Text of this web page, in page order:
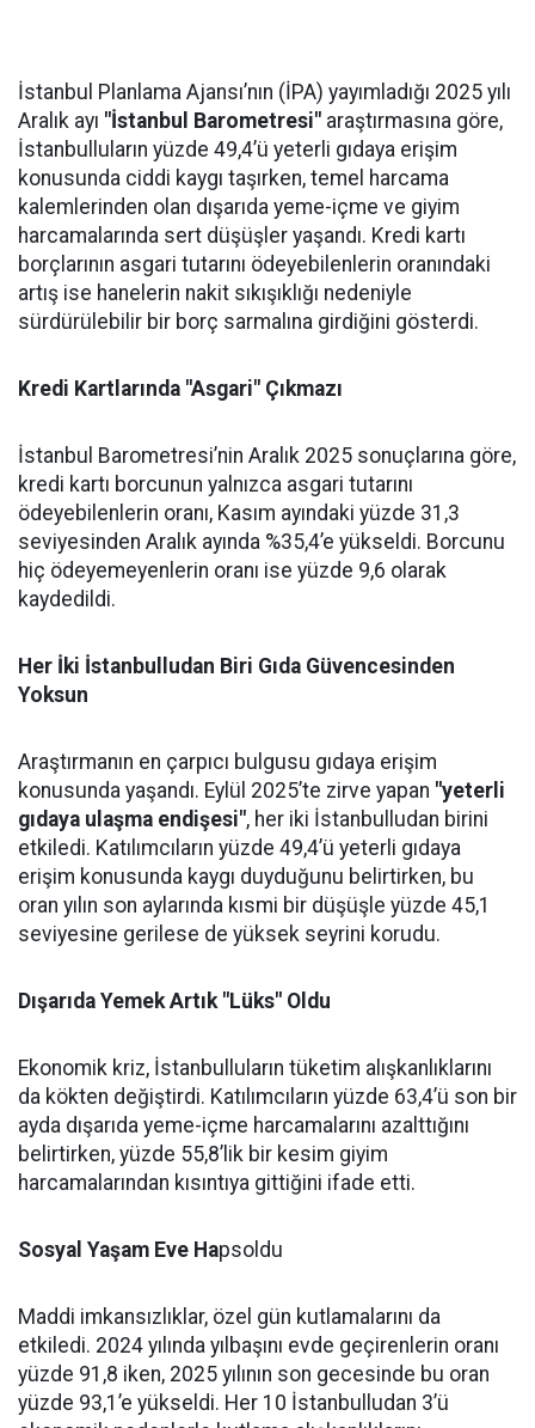
İstanbul Planlama Ajansı’nın (İPA) yayımladığı 2025 yılı
Aralık ayı "İstanbul Barometresi" araştırmasına göre,
İstanbulluların yüzde 49,4’ü yeterli gıdaya erişim
konusunda ciddi kaygı taşırken, temel harcama
kalemlerinden olan dışarıda yeme-içme ve giyim
harcamalarında sert düşüşler yaşandı. Kredi kartı
borçlarının asgari tutarını ödeyebilenlerin oranındaki
artış ise hanelerin nakit sıkışıklığı nedeniyle
sürdürülebilir bir borç sarmalına girdiğini gösterdi.
Kredi Kartlarında "Asgari" Çıkmazı
İstanbul Barometresi’nin Aralık 2025 sonuçlarına göre,
kredi kartı borcunun yalnızca asgari tutarını
ödeyebilenlerin oranı, Kasım ayındaki yüzde 31,3
seviyesinden Aralık ayında %35,4’e yükseldi. Borcunu
hiç ödeyemeyenlerin oranı ise yüzde 9,6 olarak
kaydedildi.
Her İki İstanbulludan Biri Gıda Güvencesinden
Yoksun
Araştırmanın en çarpıcı bulgusu gıdaya erişim
konusunda yaşandı. Eylül 2025’te zirve yapan "yeterli
gıdaya ulaşma endişesi", her iki İstanbulludan birini
etkiledi. Katılımcıların yüzde 49,4’ü yeterli gıdaya
erişim konusunda kaygı duyduğunu belirtirken, bu
oran yılın son aylarında kısmi bir düşüşle yüzde 45,1
seviyesine gerilese de yüksek seyrini korudu.
Dışarıda Yemek Artık "Lüks" Oldu
Ekonomik kriz, İstanbulluların tüketim alışkanlıklarını
da kökten değiştirdi. Katılımcıların yüzde 63,4’ü son bir
ayda dışarıda yeme-içme harcamalarını azalttığını
belirtirken, yüzde 55,8’lik bir kesim giyim
harcamalarından kısıntıya gittiğini ifade etti.
Sosyal Yaşam Eve Hapsoldu
Maddi imkansızlıklar, özel gün kutlamalarını da
etkiledi. 2024 yılında yılbaşını evde geçirenlerin oranı
yüzde 91,8 iken, 2025 yılının son gecesinde bu oran
yüzde 93,1’e yükseldi. Her 10 İstanbulludan 3’ü